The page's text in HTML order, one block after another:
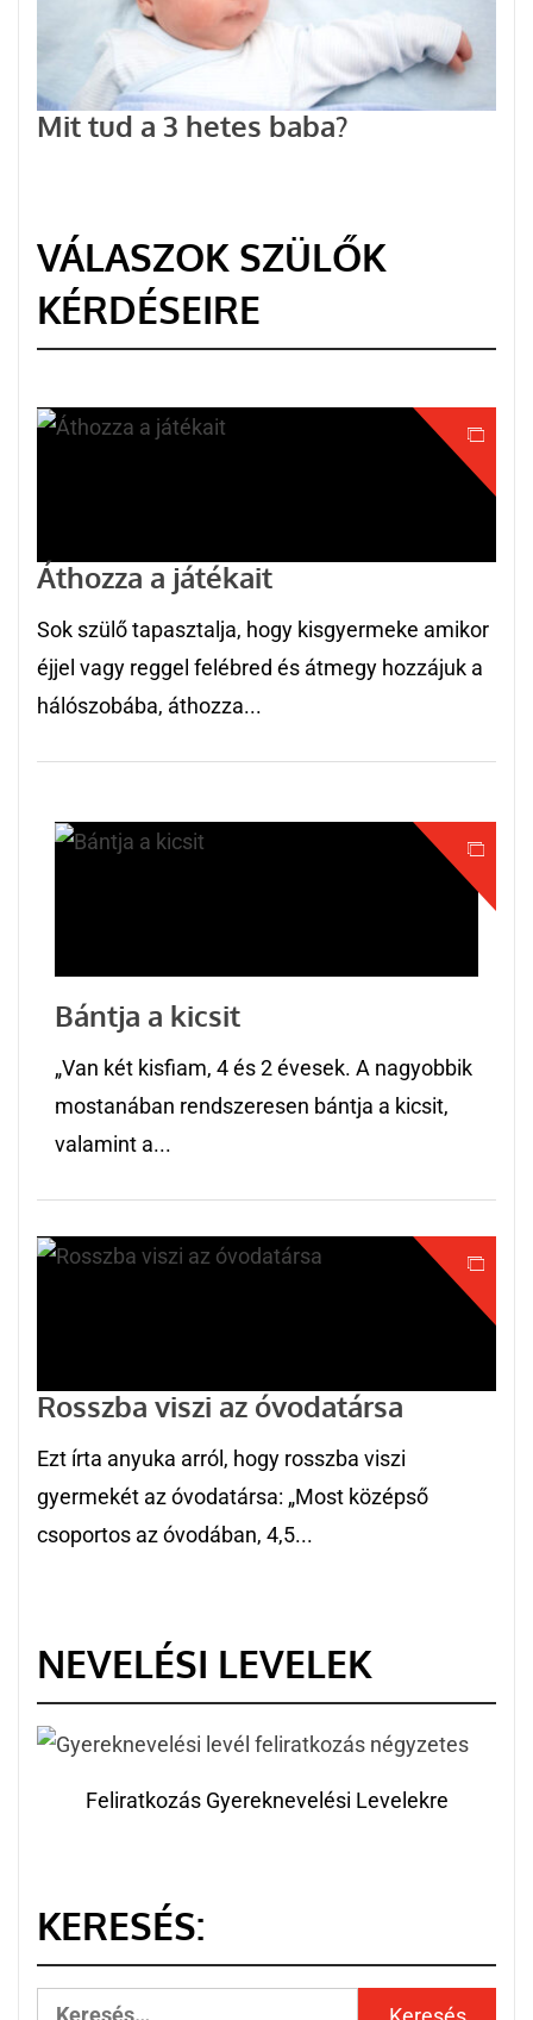
Mit tud a 3 hetes baba?
VÁLASZOK SZÜLŐK
KÉRDÉSEIRE
Áthozza a játékait
Sok szülő tapasztalja, hogy kisgyermeke amikor
éjjel vagy reggel felébred és átmegy hozzájuk a
hálószobába, áthozza...
Bántja a kicsit
„Van két kisfiam, 4 és 2 évesek. A nagyobbik
mostanában rendszeresen bántja a kicsit,
valamint a...
Rosszba viszi az óvodatársa
Ezt írta anyuka arról, hogy rosszba viszi
gyermekét az óvodatársa: „Most középső
csoportos az óvodában, 4,5...
NEVELÉSI LEVELEK
Feliratkozás Gyereknevelési Levelekre
KERESÉS: